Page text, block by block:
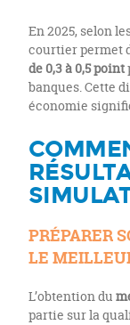
En 2025, selon
courtier permet
de 0,3 à 0,5 point
banques. Cette
économie
PRÉPARER
LE
L’obtention du
partie sur la